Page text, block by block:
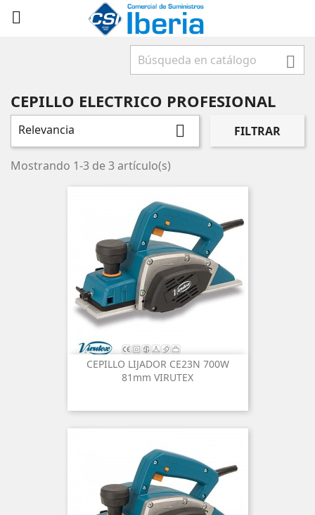


CEPILLO ELECTRICO PROFESIONAL
Relevancia  FILTRAR
Mostrando 1-3 de 3 artículo(s)
CEPILLO LIJADOR CE23N 700W
81mm VIRUTEX